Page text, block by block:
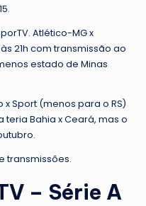
Atlético-MG x
21h com transmissão ao
estado de Minas
Sport (menos para o RS)
teria Bahia x Ceará, mas o
transmissões.
– Série A